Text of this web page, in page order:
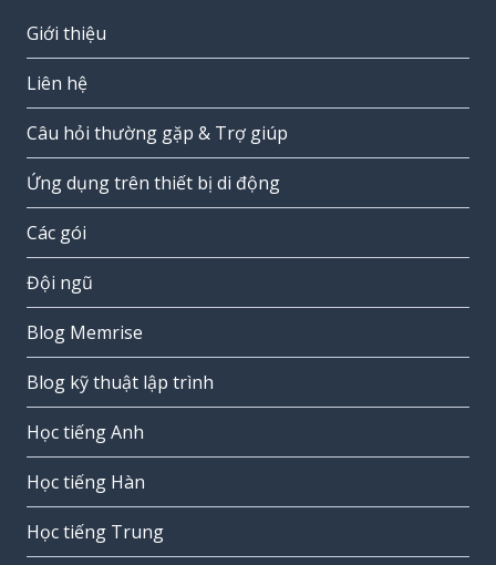
Giới thiệu
Liên hệ
Câu hỏi thường gặp & Trợ giúp
Ứng dụng trên thiết bị di động
Các gói
Đội ngũ
Blog Memrise
Blog kỹ thuật lập trình
Học tiếng Anh
Học tiếng Hàn
Học tiếng Trung